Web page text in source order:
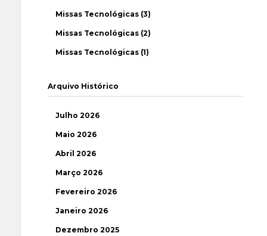
Missas Tecnológicas (3)
Missas Tecnológicas (2)
Missas Tecnológicas (1)
Arquivo Histórico
Julho 2026
Maio 2026
Abril 2026
Março 2026
Fevereiro 2026
Janeiro 2026
Dezembro 2025